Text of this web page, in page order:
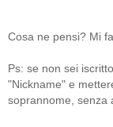
Cosa ne pensi? Mi
Ps: se non sei
"Nickname" e
soprannome, senza